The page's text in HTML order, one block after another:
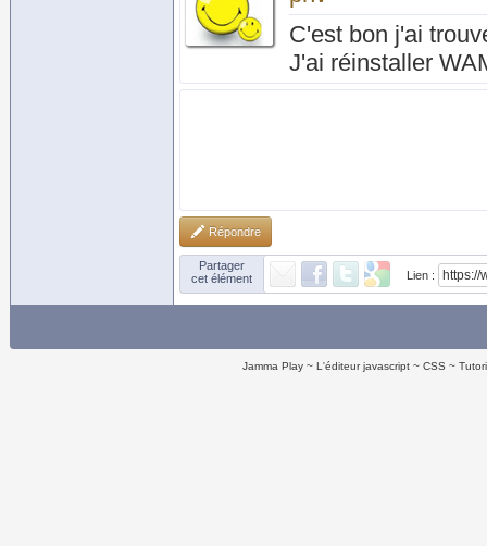
C'est bon j'ai
J'ai réinstaller
Répondre
Partager
cet élément
Lien :
Jamma Play L'éditeur javascript CSS